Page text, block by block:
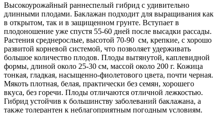
Высокоурожайный раннеспелый гибрид с удивительно
длинными плодами. Баклажан подходит для выращивания как
в открытом, так и в защищенном грунте. Вступает в
плодоношение уже спустя 55-60 дней после высадки рассады.
Растения среднерослые, высотой 70-90 см, крепкие, с хорошо
развитой корневой системой, что позволяет удерживать
большое количество плодов. Плоды вытянутой, каплевидной
формы, длиной около 25-30 см, массой около 200 г. Кожица
тонкая, гладкая, насыщенно-фиолетового цвета, почти черная.
Мякоть плотная, белая, практически без семян, хорошего
вкуса, без горечи. Плоды отличаются отличной лежкостью.
Гибрид устойчив к большинству заболеваний баклажана, а
также толерантен к неблагоприятным погодным условиям.